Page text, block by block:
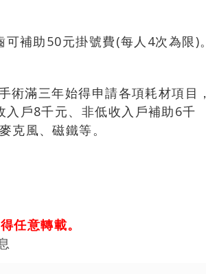
補助50元掛號費(每人4次為限)。
滿三年始得申請各項耗材項目，
戶8千元、非低收入戶補助6千
克風、磁鐵等。
任意轉載。